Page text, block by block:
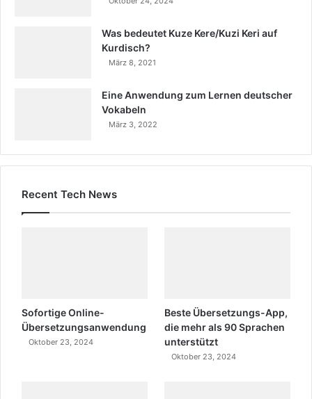
Was bedeutet Kuze Kere/Kuzi Keri auf
Kurdisch?
März 8, 2021
Eine Anwendung zum Lernen deutscher
Vokabeln
März 3, 2022
Recent Tech News
Sofortige Online-
Übersetzungsanwendung
Oktober 23, 2024
Beste Übersetzungs-App,
die mehr als 90 Sprachen
unterstützt
Oktober 23, 2024